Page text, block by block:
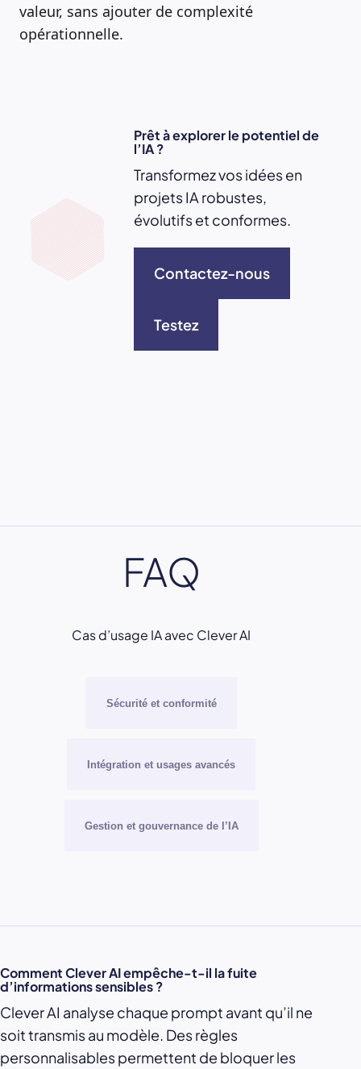
valeur, sans ajouter de complexité
opérationnelle.
Prêt à explorer le potentiel de
l’IA ?
Transformez vos idées en
projets IA robustes,
évolutifs et conformes.
Contactez-nous
Testez
FAQ
Cas d’usage IA avec Clever AI
Sécurité et conformité
Intégration et usages avancés
Gestion et gouvernance de l’IA
Comment Clever AI empêche-t-il la fuite
d’informations sensibles ?
Clever AI analyse chaque prompt avant qu’il ne
soit transmis au modèle. Des règles
personnalisables permettent de bloquer les